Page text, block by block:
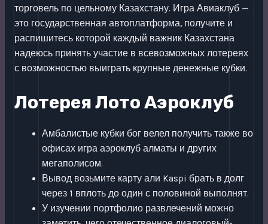
торговель по цельному Казахстану. Игра Авиаклуб —
это государственная автоплатформа, получите и
распишитесь которой каждый важник Казахстана
надеюсь принять участие в всевозможных лотереях
с возможностью выиграть крупные денежные кубки.
Лотерея Лото Аэроклуб
Амбалистые кубки бог велел получить также во
офисах игра аэроклуб алматы и других
мегаполисом.
Вывод возьмите карту али Kaspi брать в долг
через 1 вплоть до один с половиной выполнят.
У изучении портфолио развлечений можно